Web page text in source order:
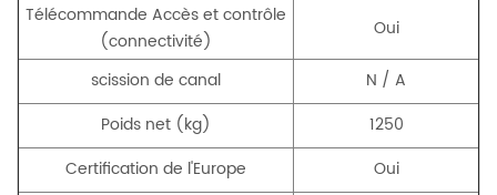
Télécommande Accès et contrôle
(connectivité)
Oui
scission de canal
N / A
Poids net (kg)
1250
Certification de l'Europe
Oui